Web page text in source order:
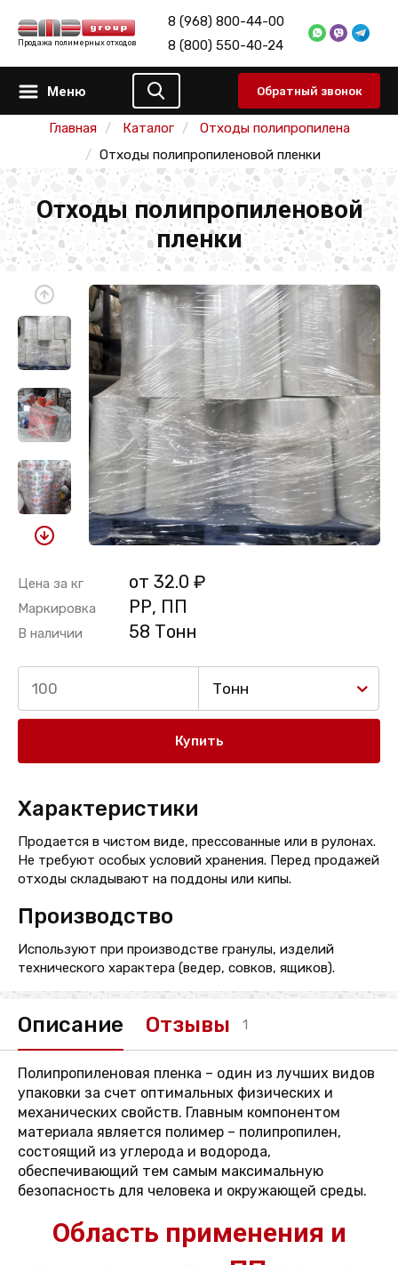
Продажа полимерных отходов
8 (968) 800-44-00
8 (800) 550-40-24
Меню Обратный звонок
Главная Каталог
Отходы полипропилена
Отходы полипропиленовой пленки
Отходы полипропиленовой
пленки
Цена за кг от 32.0 ₽
Маркировка РР, ПП
В наличии 58 Тонн
Тонн
Купить
Характеристики
Продается в чистом виде, прессованные или в рулонах.
Не требуют особых условий хранения. Перед продажей
отходы складывают на поддоны или кипы.
Производство
Используют при производстве гранулы, изделий
технического характера (ведер, совков, ящиков).
Описание Отзывы 1
Полипропиленовая пленка – один из лучших видов
упаковки за счет оптимальных физических и
механических свойств. Главным компонентом
материала является полимер – полипропилен,
состоящий из углерода и водорода,
обеспечивающий тем самым максимальную
безопасность для человека и окружающей среды.
Область применения и